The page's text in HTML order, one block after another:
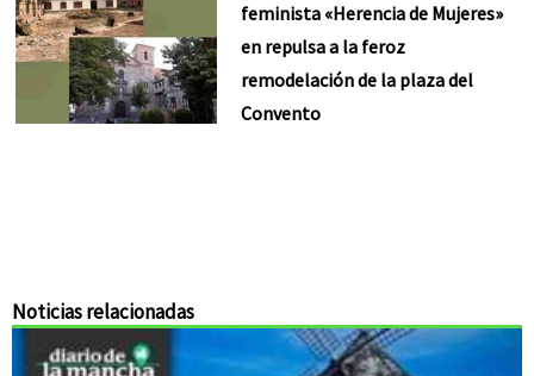
feminista «Herencia de Mujeres»
en repulsa a la feroz
remodelación de la plaza del
Convento
Noticias relacionadas